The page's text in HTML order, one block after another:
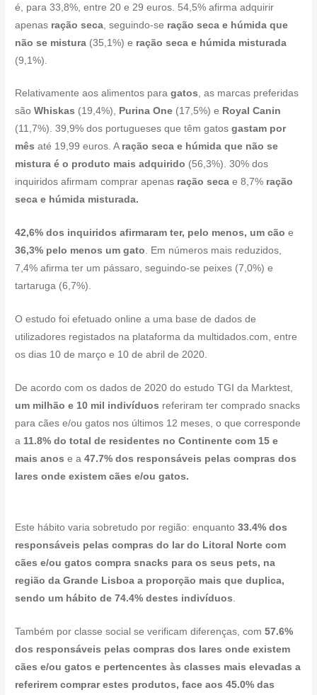
é, para 33,8%, entre 20 e 29 euros. 54,5% afirma adquirir
apenas ração seca , seguindo-se ração seca e húmida que
não se mistura (35,1%) e ração seca e húmida misturada
(9,1%).
Relativamente aos alimentos paragatos, as marcas preferidas
sãoWhiskas (19,4%), Purina One (17,5%) e Royal Canin
(11,7%). 39,9% dos portugueses que têm gatosgastam por
mês até 19,99 euros. A ração seca e húmida que não se
mistura é o produto mais adquirido (56,3%). 30% dos
inquiridos afirmam comprar apenas ração seca e 8,7% ração
seca e húmida misturada.
42,6% dos inquiridos afirmaram ter, pelo menos, um cão e
36,3% pelo menos um gato. Em números mais reduzidos,
7,4% afirma ter um pássaro, seguindo-se peixes (7,0%) e
tartaruga (6,7%).
O estudo foi efetuado online a uma base de dados de
utilizadores registados na plataforma da multidados.com, entre
os dias 10 de março e 10 de abril de 2020.
De acordo com os dados de 2020 do estudo TGI da Marktest,
um milhão e 10 mil indivíduos referiram ter comprado snacks
para cães e/ou gatos nos últimos 12 meses, o que corresponde
a 11.8% do total de residentes no Continente com 15 e
mais anos e a47.7% dos responsáveis pelas compras dos
lares onde existem cães e/ou gatos.
Este hábito varia sobretudo por região: enquanto33.4% dos
responsáveis pelas compras do lar do Litoral Norte com
cães e/ou gatos compra snacks para os seus pets, na
região da Grande Lisboa a proporção mais que duplica,
sendo um hábito de 74.4% destes indivíduos
Também por classe social se verificam diferenças, com57.6%
dos responsáveis pelas compras dos lares onde existem
cães e/ou gatos e pertencentes às classes mais elevadas a
referirem comprar estes produtos, face aos 45.0% das